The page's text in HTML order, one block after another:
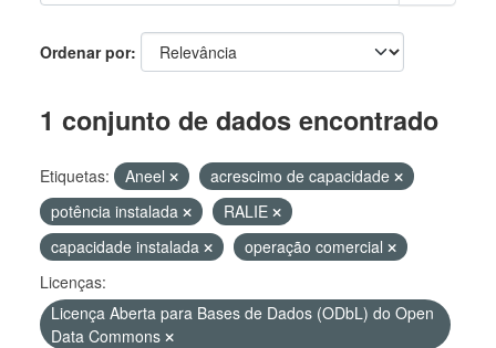
Ordenar por
1 conjunto de dados encontrado
Etiquetas: Aneel
acrescimo de capacidade
potência instalada
RALIE
capacidade instalada
operação comercial
Licenças:
Licença Aberta para Bases de Dados (ODbL) do Open
Data Commons